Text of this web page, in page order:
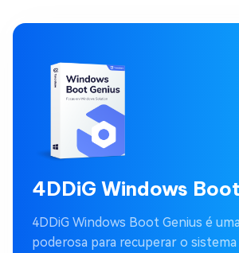
4DDiG Windows
4DDiG Windows Boot Genius é
poderosa para recuperar o sistema